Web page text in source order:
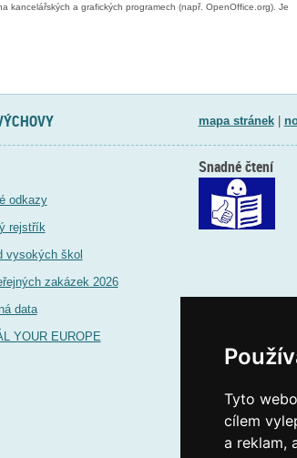
Tyto
cílem
a reklam,
kancelářských a grafických programech (např. OpenOffice.org). Je
mapa stránek|
odkazy
rejstřík
vysokých škol
zakázek 2026
data
YOUR EUROPE
Snadné čtení